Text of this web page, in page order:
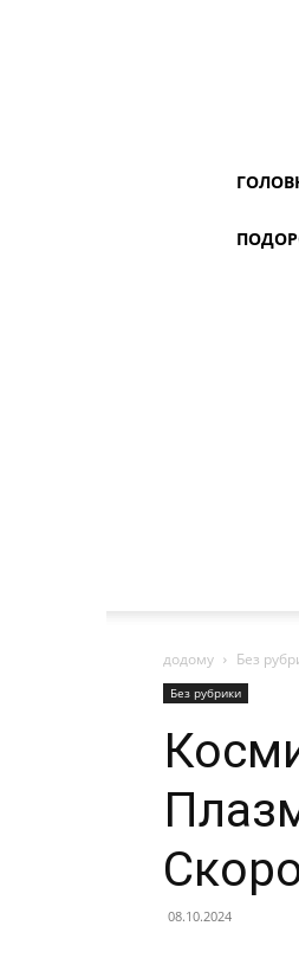
додому Без
Без рубрики
08.10.2024